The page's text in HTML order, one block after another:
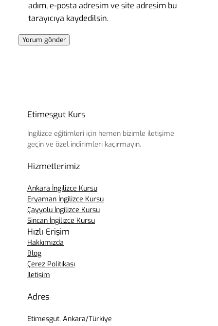
adım, e-posta adresim ve site adresim bu
tarayıcıya kaydedilsin.
Etimesgut Kurs
İngilizce eğitimleri için hemen bizimle iletişime
geçin ve özel indirimleri kaçırmayın.
Hizmetlerimiz
Ankara İngilizce Kursu
Eryaman İngilizce Kursu
Çayyolu İngilizce Kursu
Sincan İngilizce Kursu
Hızlı Erişim
Hakkımızda
Blog
Çerez Politikası
İletişim
Adres
Etimesgut, Ankara/Türkiye